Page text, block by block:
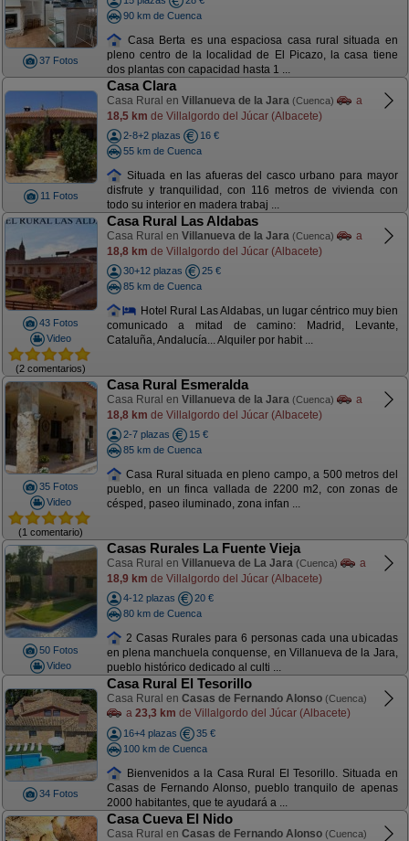
37 Fotos
90 km de Cuenca
Casa Berta es una espaciosa casa rural situada en
pleno centro de la localidad de El Picazo, la casa tiene
dos plantas con capacidad hasta 1 ...
11 Fotos
Casa Clara
Casa Rural en Villanueva de la Jara (Cuenca)
a
18,5 km de Villalgordo del Júcar (Albacete)
2-8+2 plazas
16 €
55 km de Cuenca
Situada en las afueras del casco urbano para mayor
disfrute y tranquilidad, con 116 metros de vivienda con
todo su interior en madera trabaj ...
43 Fotos
Video
(2 comentarios)
Casa Rural Las Aldabas
Casa Rural en Villanueva de la Jara (Cuenca)
a
18,8 km de Villalgordo del Júcar (Albacete)
30+12 plazas
25 €
85 km de Cuenca
Hotel Rural Las Aldabas, un lugar céntrico muy bien
comunicado a mitad de camino: Madrid, Levante,
Cataluña, Andalucía... Alquiler por habit ...
35 Fotos
Video
(1 comentario)
Casa Rural Esmeralda
Casa Rural en Villanueva de la Jara (Cuenca)
a
18,8 km de Villalgordo del Júcar (Albacete)
2-7 plazas
15 €
85 km de Cuenca
Casa Rural situada en pleno campo, a 500 metros del
pueblo, en un finca vallada de 2200 m2, con zonas de
césped, paseo iluminado, zona infan ...
50 Fotos
Video
Casas Rurales La Fuente Vieja
Casa Rural en Villanueva de La Jara (Cuenca)
a
18,9 km de Villalgordo del Júcar (Albacete)
4-12 plazas
20 €
80 km de Cuenca
2 Casas Rurales para 6 personas cada una ubicadas
en plena manchuela conquense, en Villanueva de la Jara,
pueblo histórico dedicado al culti ...
34 Fotos
Casa Rural El Tesorillo
Casa Rural en Casas de Fernando Alonso (Cuenca)
a 23,3 km de Villalgordo del Júcar (Albacete)
16+4 plazas
35 €
100 km de Cuenca
Bienvenidos a la Casa Rural El Tesorillo. Situada en
Casas de Fernando Alonso, pueblo tranquilo de apenas
2000 habitantes, que te ayudará a ...
Casa Cueva El Nido
Casa Rural en Casas de Fernando Alonso (Cuenca)